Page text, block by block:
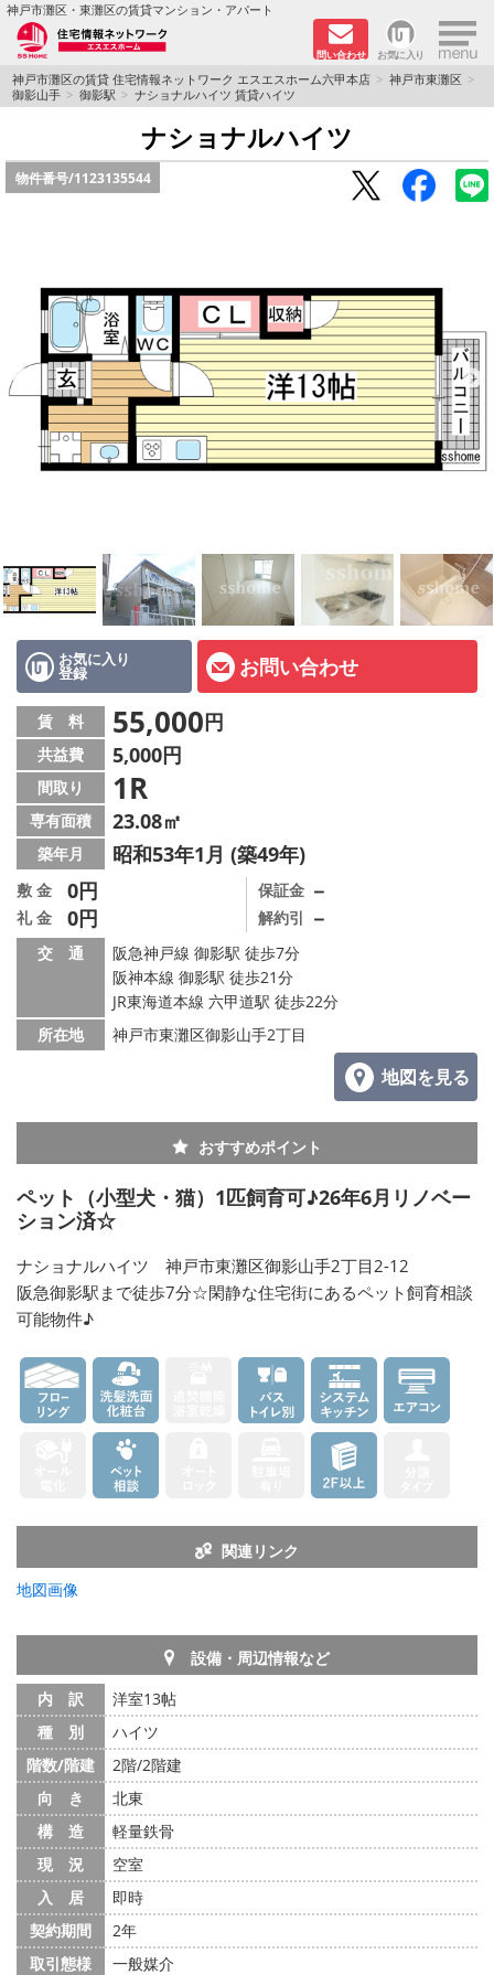
神戸市灘区・東灘区の賃貸マンション・アパート
問い合わせ お気に入り ×
TOPページ
学生さん向け物件
ペット飼育可物件
路線·駅から探す
地域から探す
地図から探す
メールでお問い合わせ
神戸市灘区の賃貸 住宅情報ネットワーク エスエスホーム六甲本店
神戸市東灘区
御影山手
御影駅 ナショナルハイツ 賃貸ハイツ
ナショナルハイツ
物件番号/1123135544
お気に入り
登録 お問い合わせ
賃 料 55,000円
共益費 5,000円
間取り 1R
専有面積 23.08㎡
築年月 昭和53年1月 (築49年)
敷 金 0円
礼 金 0円
保証金 －
解約引 －
交 通
阪急神戸線 御影駅 徒歩7分
阪神本線 御影駅 徒歩21分
JR東海道本線 六甲道駅 徒歩22分
所在地
神戸市東灘区御影山手2丁目
地図を見る
おすすめポイント
ペット（小型犬・猫）1匹飼育可♪26年6月リノベー
ション済☆
ナショナルハイツ 神戸市東灘区御影山手2丁目2-12
阪急御影駅まで徒歩7分☆閑静な住宅街にあるペット飼育相談
可能物件♪
関連リンク
地図画像
設備・周辺情報など
内 訳
洋室13帖
種 別
ハイツ
階数/階建
2階/2階建
向 き
北東
構 造
軽量鉄骨
現 況
空室
入 居
即時
契約期間
2年
取引態様
一般媒介